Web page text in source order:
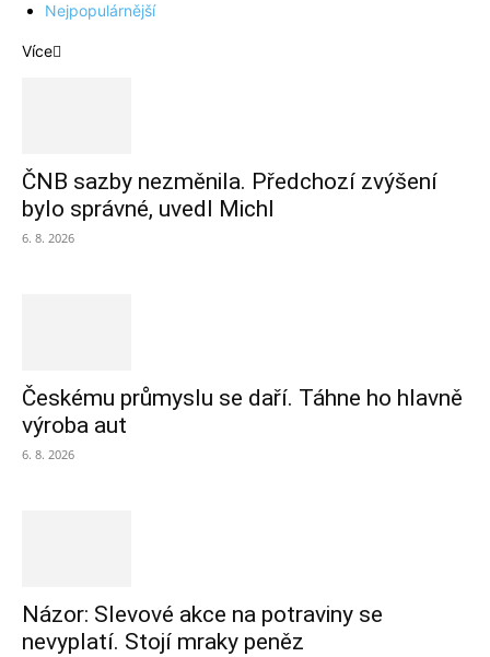
Nejpopulárnější
Více
ČNB sazby nezměnila. Předchozí zvýšení
bylo správné, uvedl Michl
6. 8. 2026
Českému průmyslu se daří. Táhne ho hlavně
výroba aut
6. 8. 2026
Názor: Slevové akce na potraviny se
nevyplatí. Stojí mraky peněz